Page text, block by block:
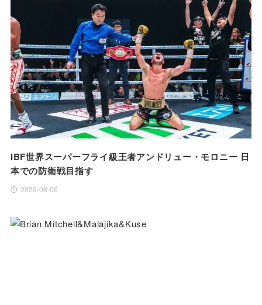
IBF世界スーパーフライ級王者アンドリュー・モロニー 日
本での防衛戦目指す
2026-08-06